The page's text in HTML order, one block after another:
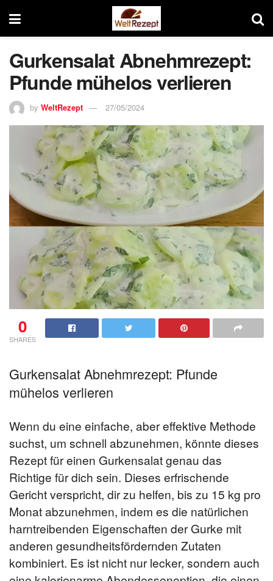
Gurkensalat Abnehmrezept:
Pfunde mühelos verlieren
by WeltRezept 27/05/2024
0
SHARES
Gurkensalat Abnehmrezept: Pfunde
mühelos verlieren
Wenn du eine einfache, aber effektive Methode
suchst, um schnell abzunehmen, könnte dieses
Rezept für einen Gurkensalat genau das
Richtige für dich sein. Dieses erfrischende
Gericht verspricht, dir zu helfen, bis zu 15 kg pro
Monat abzunehmen, indem es die natürlichen
harntreibenden Eigenschaften der Gurke mit
anderen gesundheitsfördernden Zutaten
kombiniert. Es ist nicht nur lecker, sondern auch